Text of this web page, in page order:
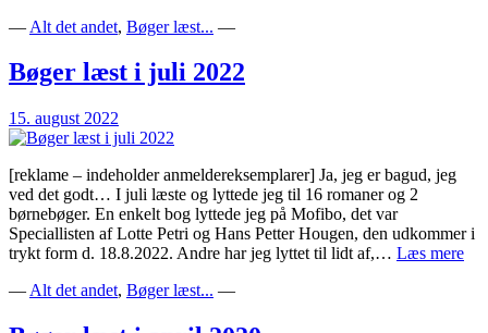
i
2022
— Alt det andet, Bøger læst... —
Bøger læst i juli 2022
15. august 2022
[reklame – indeholder anmeldereksemplarer] Ja, jeg er bagud, jeg
ved det godt… I juli læste og lyttede jeg til 16 romaner og 2
børnebøger. En enkelt bog lyttede jeg på Mofibo, det var
Speciallisten af Lotte Petri og Hans Petter Hougen, den udkommer i
trykt form d. 18.8.2022. Andre har jeg lyttet til lidt af,… Læs mere
— Alt det andet, Bøger læst... —